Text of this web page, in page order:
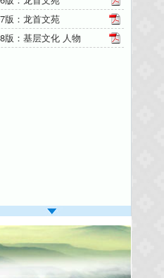
版：龙首文苑
版：基层文化 人物